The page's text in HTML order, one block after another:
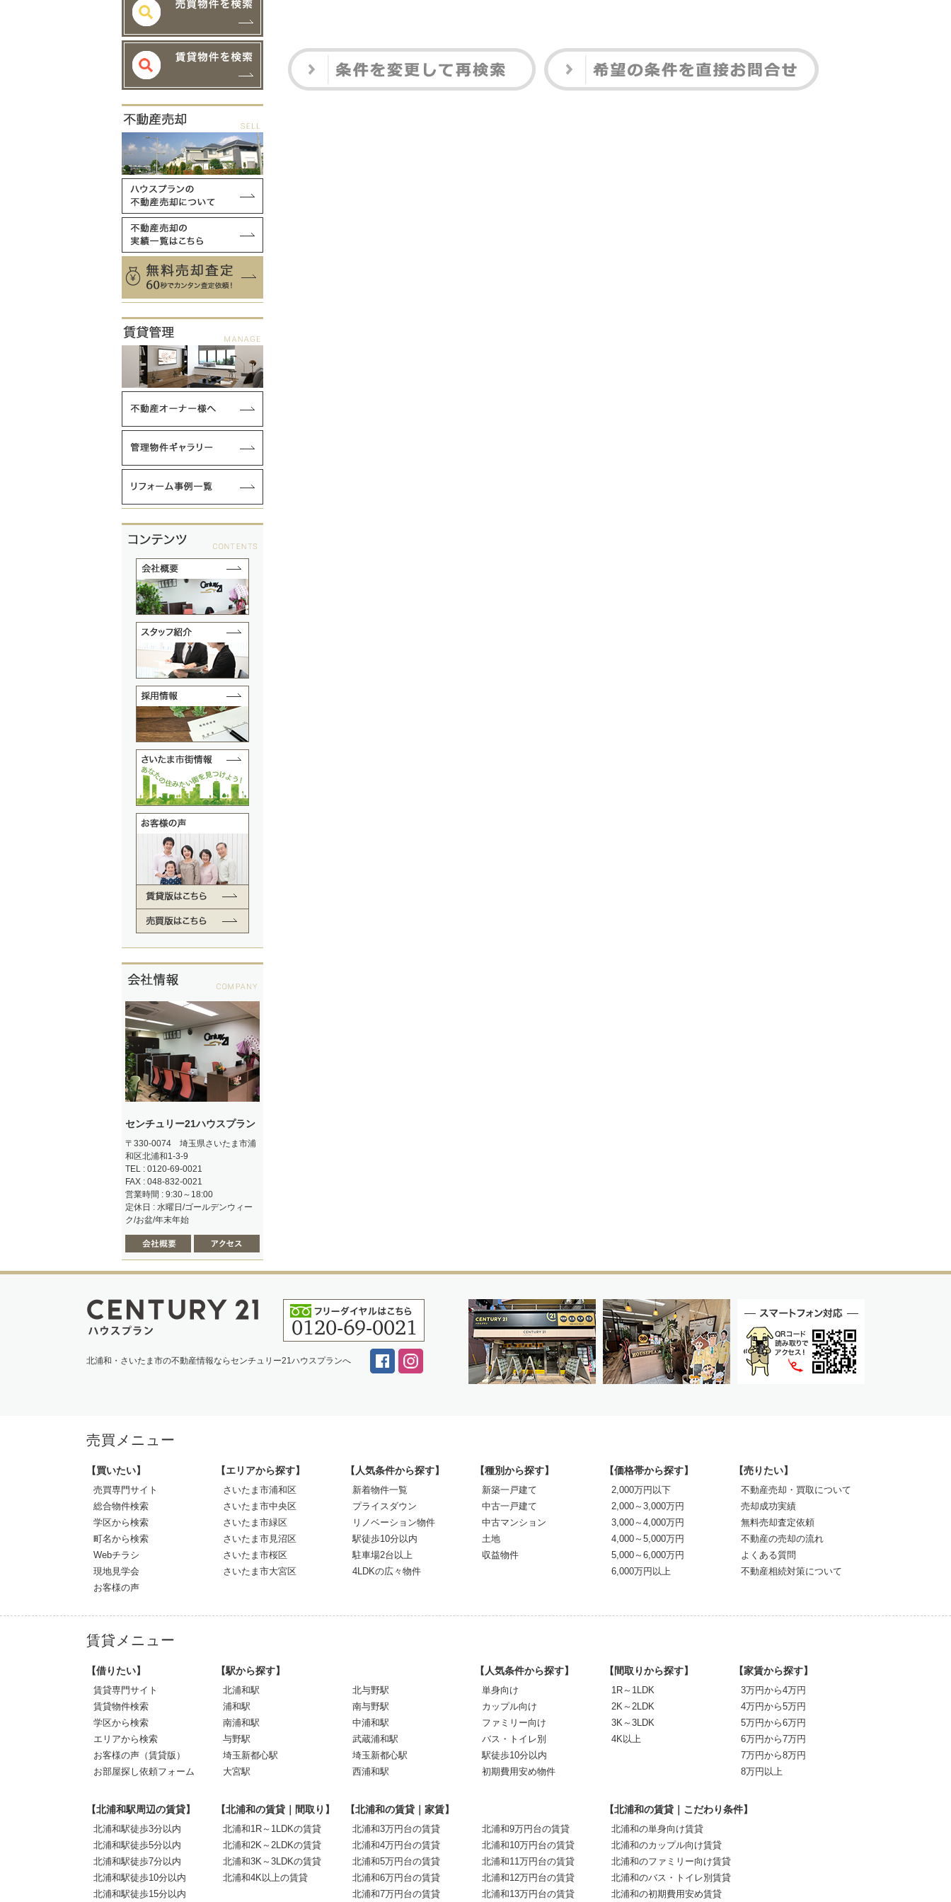
センチュリー21ハウスプラン
〒330-0074 埼玉県さいたま市浦
和区北浦和1-3-9
TEL : 0120-69-0021
FAX : 048-832-0021
営業時間 : 9:30～18:00
定休日 : 水曜日/ゴールデンウィー
ク/お盆/年末年始
北浦和・さいたま市の不動産情報ならセンチュリー21ハウスプランへ
売買メニュー
【買いたい】
売買専門サイト
総合物件検索
学区から検索
町名から検索
Webチラシ
現地見学会
お客様の声
【エリアから探す】
さいたま市浦和区
さいたま市中央区
さいたま市緑区
さいたま市見沼区
さいたま市桜区
さいたま市大宮区
【人気条件から探す】
新着物件一覧
プライスダウン
リノベーション物件
駅徒歩10分以内
駐車場2台以上
4LDKの広々物件
【種別から探す】
新築一戸建て
中古一戸建て
中古マンション
土地
収益物件
【価格帯から探す】
2,000万円以下
2,000～3,000万円
3,000～4,000万円
4,000～5,000万円
5,000～6,000万円
6,000万円以上
【売りたい】
不動産売却・買取について
売却成功実績
無料売却査定依頼
不動産の売却の流れ
よくある質問
不動産相続対策について
賃貸メニュー
【借りたい】
賃貸専門サイト
賃貸物件検索
学区から検索
エリアから検索
お客様の声（賃貸版）
お部屋探し依頼フォーム
【駅から探す】
北浦和駅
浦和駅
南浦和駅
与野駅
埼玉新都心駅
大宮駅
北与野駅
南与野駅
中浦和駅
武蔵浦和駅
埼玉新都心駅
西浦和駅
【人気条件から探す】
単身向け
カップル向け
ファミリー向け
バス・トイレ別
駅徒歩10分以内
初期費用安め物件
【間取りから探す】
1R～1LDK
2K～2LDK
3K～3LDK
4K以上
【家賃から探す】
3万円から4万円
4万円から5万円
5万円から6万円
6万円から7万円
7万円から8万円
8万円以上
【北浦和駅周辺の賃貸】
北浦和駅徒歩3分以内
北浦和駅徒歩5分以内
北浦和駅徒歩7分以内
北浦和駅徒歩10分以内
北浦和駅徒歩15分以内
【北浦和の賃貸｜間取り】
北浦和1R～1LDKの賃貸
北浦和2K～2LDKの賃貸
北浦和3K～3LDKの賃貸
北浦和4K以上の賃貸
【北浦和の賃貸｜家賃】
北浦和3万円台の賃貸
北浦和4万円台の賃貸
北浦和5万円台の賃貸
北浦和6万円台の賃貸
北浦和7万円台の賃貸
北浦和9万円台の賃貸
北浦和10万円台の賃貸
北浦和11万円台の賃貸
北浦和12万円台の賃貸
北浦和13万円台の賃貸
【北浦和の賃貸｜こだわり条件】
北浦和の単身向け賃貸
北浦和のカップル向け賃貸
北浦和のファミリー向け賃貸
北浦和のバス・トイレ別賃貸
北浦和の初期費用安め賃貸